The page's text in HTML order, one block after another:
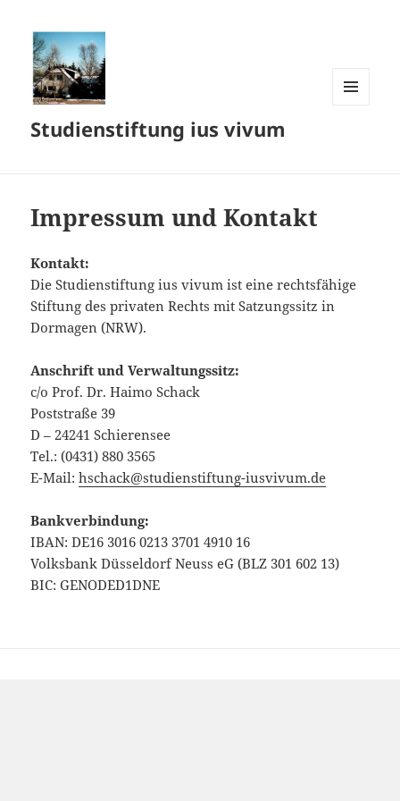
Studienstiftung ius vivum
Impressum und Kontakt
Kontakt:
Die Studienstiftung ius vivum ist eine rechtsfähige
Stiftung des privaten Rechts mit Satzungssitz in
Dormagen (NRW).
Anschrift und Verwaltungssitz:
c/o Prof. Dr. Haimo Schack
Poststraße 39
D – 24241 Schierensee
Tel.: (0431) 880 3565
E-Mail:hschack@studienstiftung-iusvivum.de
Bankverbindung:
IBAN: DE16 3016 0213 3701 4910 16
Volksbank Düsseldorf Neuss eG (BLZ 301 602 13)
BIC: GENODED1DNE